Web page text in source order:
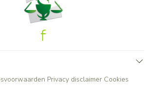
Privacy disclaimer Cookies